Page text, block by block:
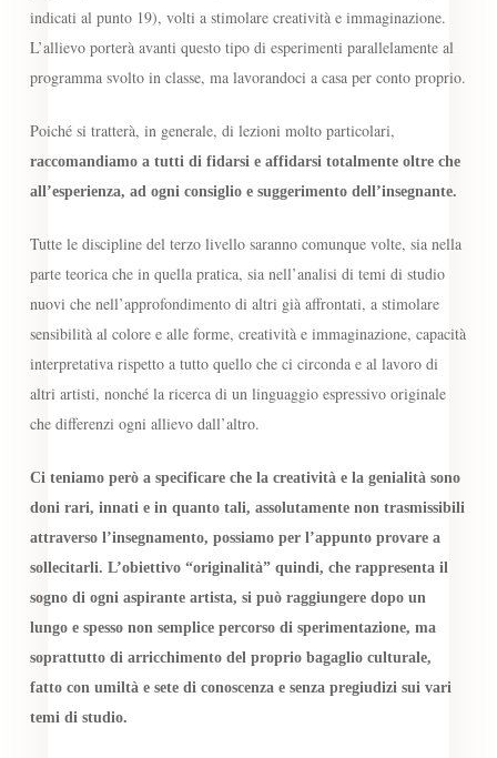
indicati al punto 19), volti a stimolare creatività e immaginazione.
L’allievo porterà avanti questo tipo di esperimenti parallelamente al
programma svolto in classe, ma lavorandoci a casa per conto proprio.
Poiché si tratterà, in generale, di lezioni molto particolari,
raccomandiamo a tutti di fidarsi e affidarsi totalmente oltre che
all’esperienza, ad ogni consiglio e suggerimento dell’insegnante.
Tutte le discipline del terzo livello saranno comunque volte, sia nella
parte teorica che in quella pratica, sia nell’analisi di temi di studio
nuovi che nell’approfondimento di altri già affrontati, a stimolare
sensibilità al colore e alle forme, creatività e immaginazione, capacità
interpretativa rispetto a tutto quello che ci circonda e al lavoro di
altri artisti, nonché la ricerca di un linguaggio espressivo originale
che differenzi ogni allievo dall’altro.
Ci teniamo però a specificare che la creatività e la genialità sono
doni rari, innati e in quanto tali, assolutamente non trasmissibili
attraverso l’insegnamento, possiamo per l’appunto provare a
sollecitarli. L’obiettivo “originalità” quindi, che rappresenta il
sogno di ogni aspirante artista, si può raggiungere dopo un
lungo e spesso non semplice percorso di sperimentazione, ma
soprattutto di arricchimento del proprio bagaglio culturale,
fatto con umiltà e sete di conoscenza e senza pregiudizi sui vari
temi di studio.